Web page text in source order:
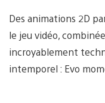
Des animations 2D
le jeu vidéo,
incroyablement
intemporel : Evo